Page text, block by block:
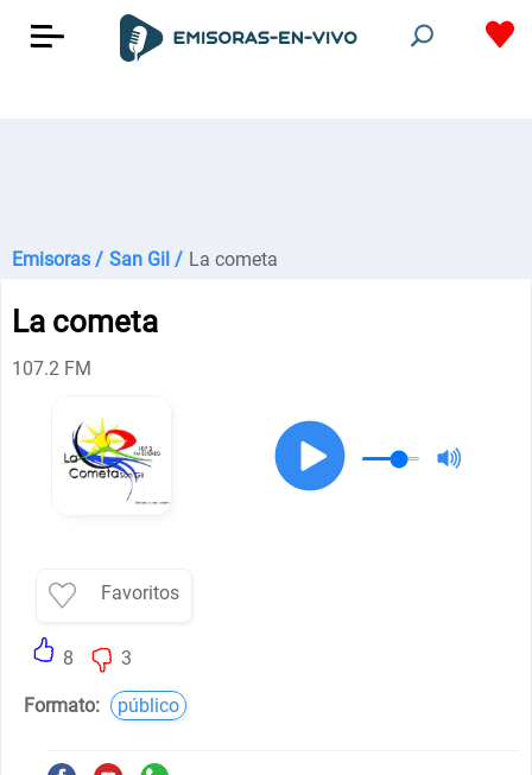
Emisoras / San Gil / La cometa
La cometa
107.2 FM
Favoritos
8 3
Formato: público